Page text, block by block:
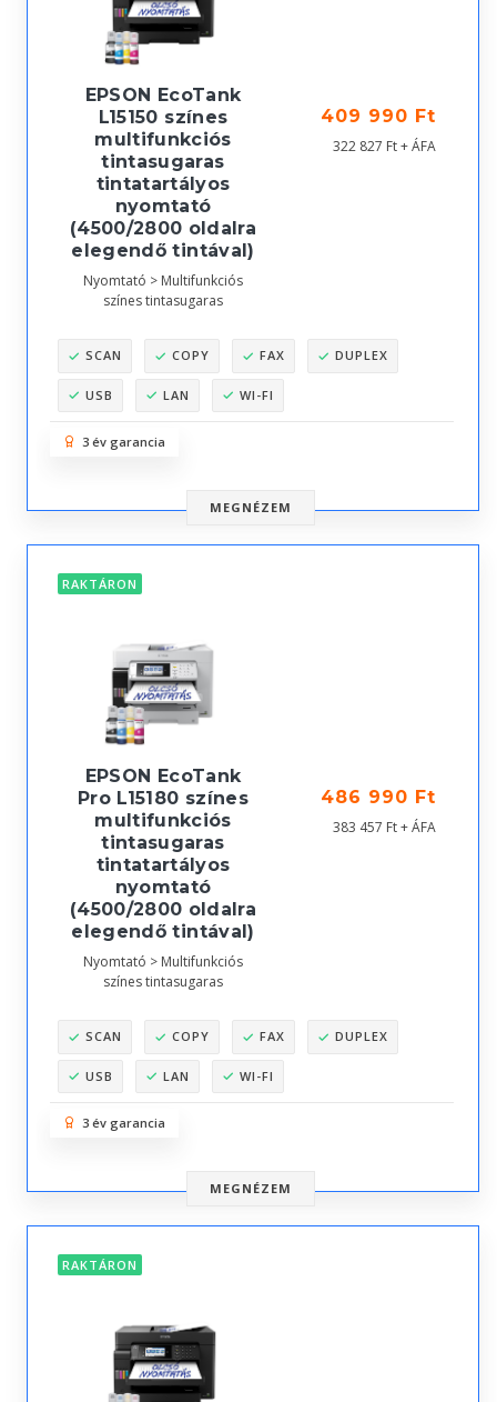
EPSON EcoTank
L15150 színes
multifunkciós
tintasugaras
tintatartályos
nyomtató
(4500/2800 oldalra
elegendő tintával)
Nyomtató > Multifunkciós
színes tintasugaras
409 990 Ft
322 827 Ft + ÁFA
SCAN COPY FAX DUPLEX
USB LAN WI-FI
3 év garancia
MEGNÉZEM
RAKTÁRON
EPSON EcoTank
Pro L15180 színes
multifunkciós
tintasugaras
tintatartályos
nyomtató
(4500/2800 oldalra
elegendő tintával)
Nyomtató > Multifunkciós
színes tintasugaras
486 990 Ft
383 457 Ft + ÁFA
SCAN COPY FAX DUPLEX
USB LAN WI-FI
3 év garancia
MEGNÉZEM
RAKTÁRON